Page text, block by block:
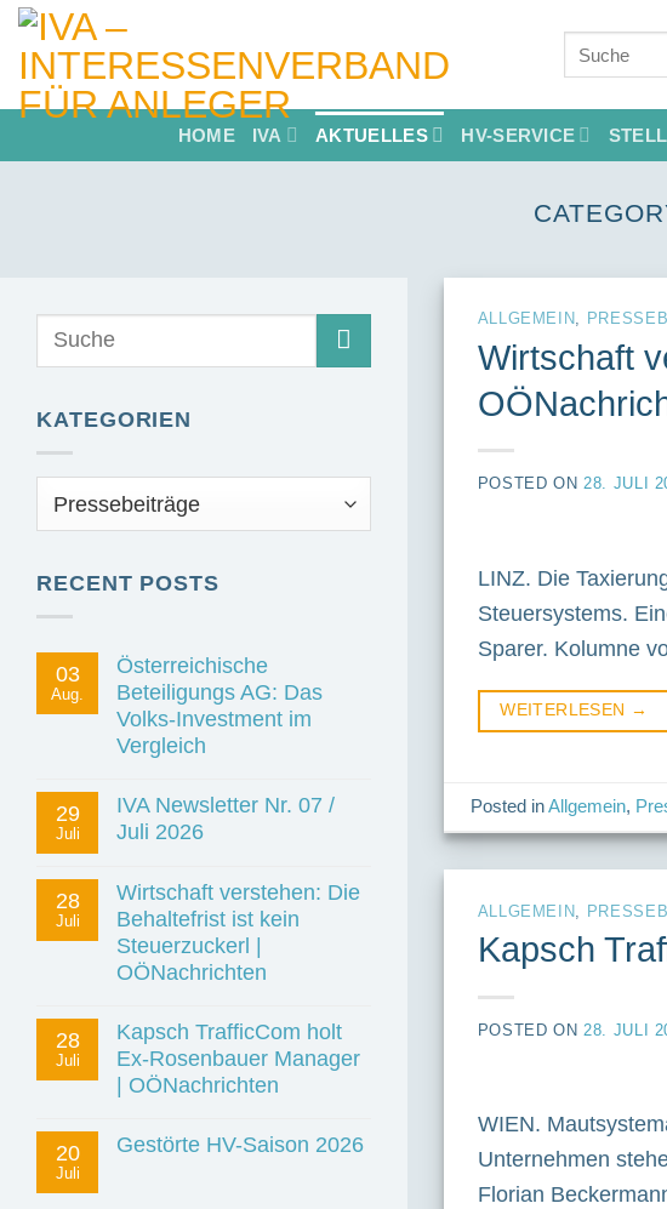
Skip
content
HOME IVA AKTUELLES HV-SERVICE
KATEGORIEN
Kategorien
RECENT POSTS
03
Aug.
Österreichische
Beteiligungs AG: Das
Volks-Investment im
Vergleich
29
Juli
IVA Newsletter Nr. 07 /
Juli 2026
28
Juli
Wirtschaft verstehen: Die
Behaltefrist ist kein
Steuerzuckerl |
OÖNachrichten
28
Juli
Kapsch TrafficCom holt
Ex-Rosenbauer Manager
| OÖNachrichten
20
Juli
Gestörte HV-Saison 2026
ALLGEMEIN,
Wirtschaft
POSTED ON28. JULI
LINZ. Die
Steuersystems.
Sparer. Kolumne
WEITERLESEN →
Posted inAllgemein,
ALLGEMEIN
Kapsch
POSTED ON28. JULI
WIEN.
Unternehmen
Florian